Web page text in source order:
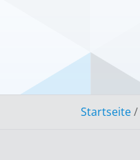
Startseite/